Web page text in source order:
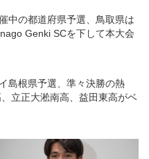
中の都道府県予選、鳥取県は
Genki SCを下して本大会
島根県予選、準々決勝の熱
立正大淞南高、益田東高がベ